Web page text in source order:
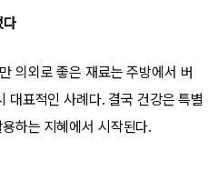
다
의외로 좋은 재료는 주방에서 버
대표적인 사례다. 결국 건강은 특별
하는 지혜에서 시작된다.